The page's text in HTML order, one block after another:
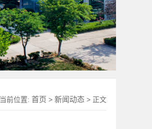
当前位置: 首页 > 新闻动态 > 正文